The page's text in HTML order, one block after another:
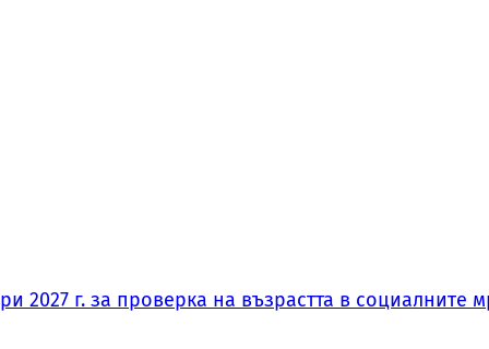
2027 г. за проверка на възрастта в социалните